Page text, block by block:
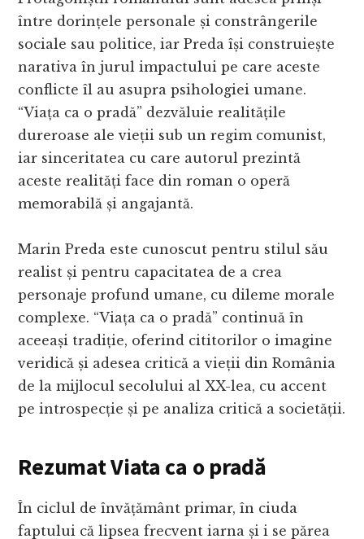
între dorințele personale și constrângerile
sociale sau politice, iar Preda își construiește
narativa în jurul impactului pe care aceste
conflicte îl au asupra psihologiei umane.
“Viața ca o pradă” dezvăluie realitățile
dureroase ale vieții sub un regim comunist,
iar sinceritatea cu care autorul prezintă
aceste realități face din roman o operă
memorabilă și angajantă.
Marin Preda este cunoscut pentru stilul său
realist și pentru capacitatea de a crea
personaje profund umane, cu dileme morale
complexe. “Viața ca o pradă” continuă în
aceeași tradiție, oferind cititorilor o imagine
veridică și adesea critică a vieții din România
de la mijlocul secolului al XX-lea, cu accent
pe introspecție și pe analiza critică a societății.
Rezumat Viata ca o pradă
În ciclul de învățământ primar, în ciuda
faptului că lipsea frecvent iarna și i se părea